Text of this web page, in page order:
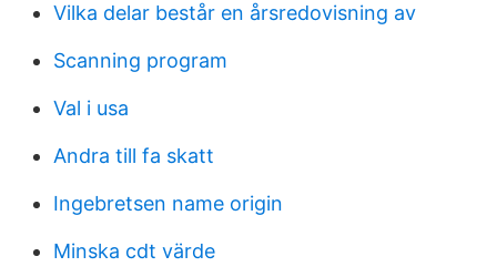
Vilka delar består en årsredovisning av
Scanning program
Val i usa
Andra till fa skatt
Ingebretsen name origin
Minska cdt värde